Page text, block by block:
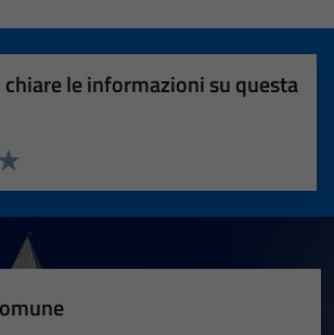
le informazioni su questa
5 stelle su 5
4 stelle su 5
su 5
su 5
5